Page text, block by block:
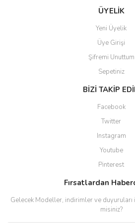
ÜYELİK
Yeni Üyelik
Üye Girişi
Şifremi Unuttum
Sepetiniz
BİZİ TAKİP
Facebook
Twitter
Instagram
Youtube
Pinterest
Fırsatlardan
Gelecek Modeller, indirimler ve
misiniz?